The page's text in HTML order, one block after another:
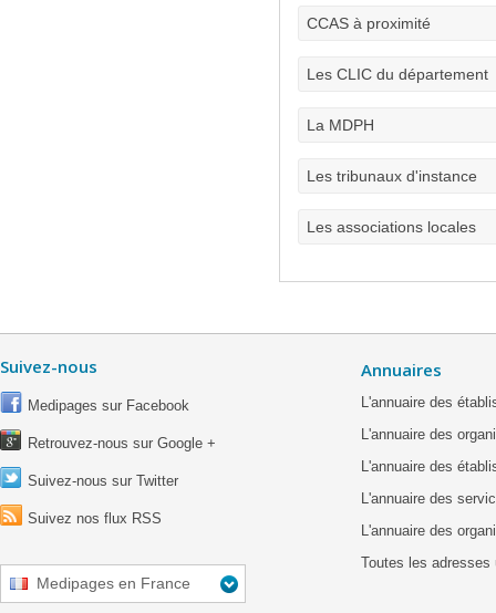
CCAS à proximité
Les CLIC du département
La MDPH
Les tribunaux d'instance
Les associations locales
Suivez-nous
Medipages sur Facebook
Retrouvez-nous sur Google +
Suivez-nous sur Twitter
Suivez nos flux RSS
Medipages en France
Annuaires
L'annuaire des
L'annuaire des
L'annuaire des
L'annuaire des
L'annuaire des
Toutes les adresses